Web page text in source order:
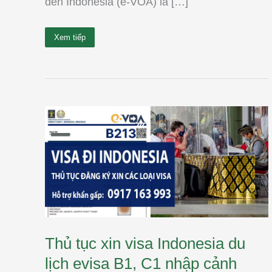
Xem tiếp
Thủ tục xin visa Indonesia du
lịch evisa B1, C1 nhập cảnh
Thủ
tục
xin
visa
Indonesia
du
lịch
evisa
B1,
C1
cảnh